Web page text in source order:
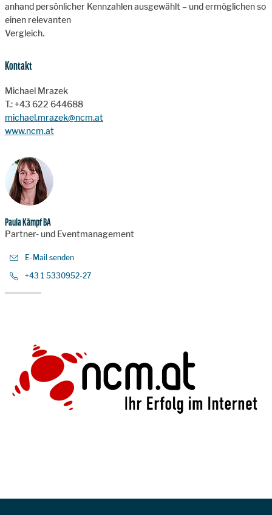
anhand persönlicher Kennzahlen ausgewählt – und ermöglichen so
einen relevanten
Vergleich.
Kontakt
Michael Mrazek
T.: +43 622 644688
michael.mrazek@ncm.at
www.ncm.at
Paula Kämpf BA
Partner- und Eventmanagement
E-Mail senden
+43 1 5330952-27